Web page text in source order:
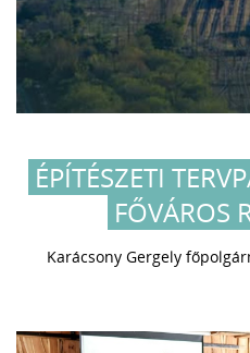
ÉPÍTÉSZETI
FŐVÁROS
Karácsony Gergely